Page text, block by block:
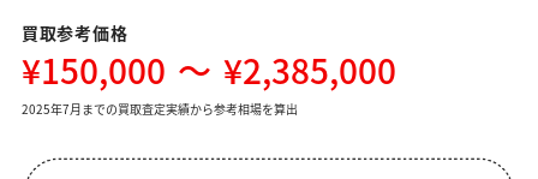
買取参考価格
¥150,000 ～ ¥2,385,000
2025年7月までの買取査定実績から参考相場を算出